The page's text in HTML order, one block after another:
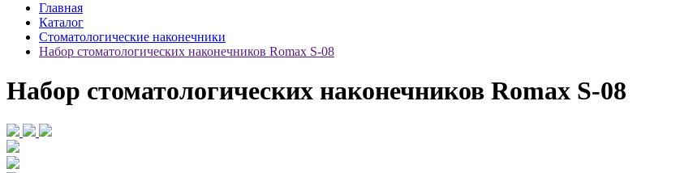
Главная
Каталог
Стоматологические наконечники
Набор стоматологических наконечников Romax S-08
Набор стоматологических наконечников Romax S-08